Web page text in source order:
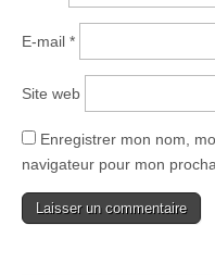
E-mail *
Site web
Enregistrer mon nom,
navigateur pour mon